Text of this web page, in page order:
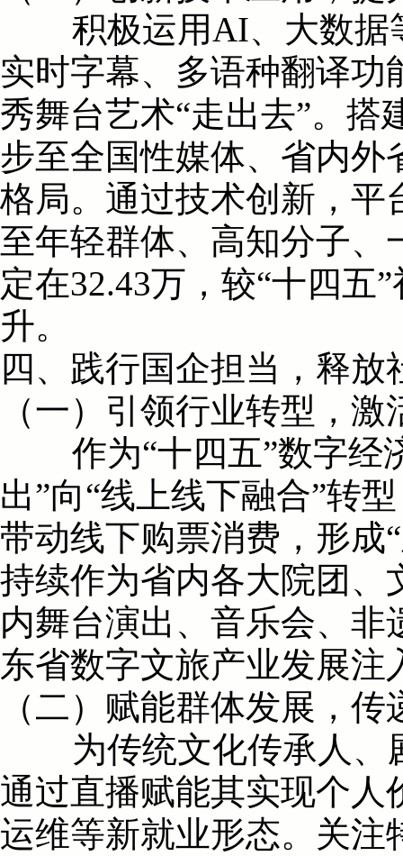
积极运用AI、大数据
实时字幕、多语种翻译
秀舞台艺术“走出去”。搭
步至全国性媒体、省内外
格局。通过技术创新，平
至年轻群体、高知分子、
定在32.43万，较“十四五
升。
四、践行国企担当，释放
（一）引领行业转型，
作为“十四五”数字经
出”向“线上线下融合”转
带动线下购票消费，形成
持续作为省内各大院团、
内舞台演出、音乐会、
东省数字文旅产业发展
（二）赋能群体发展，
为传统文化传承人、
通过直播赋能其实现个人
运维等新就业形态。关注